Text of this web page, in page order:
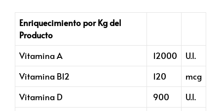
Enriquecimiento por Kg del
Producto
Vitamina A
12000
U.I.
Vitamina B12
120
mcg
Vitamina D
900
U.I.